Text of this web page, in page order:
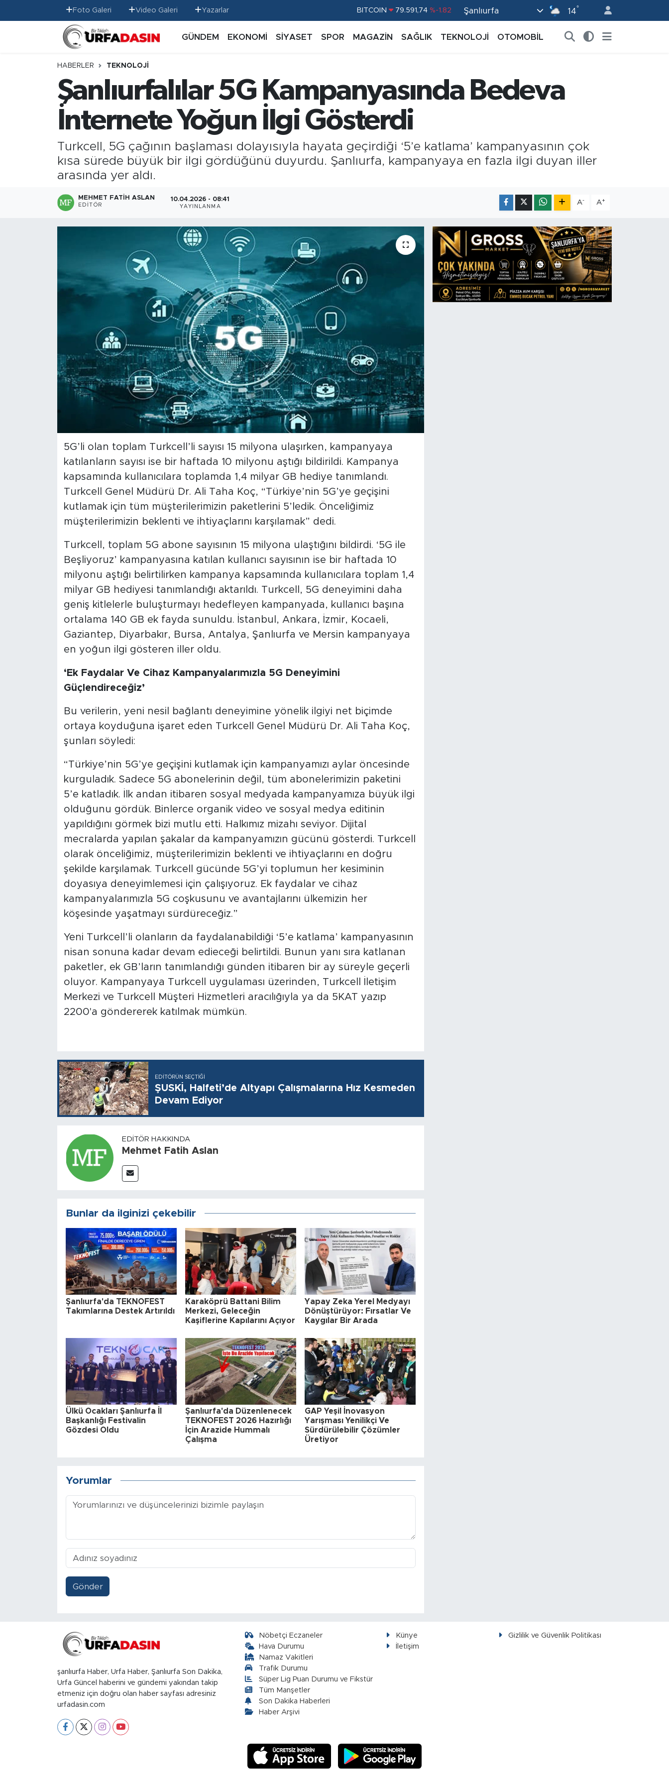
Foto Galeri Video Galeri Yazarlar
DOLAR 45,43620 %0.02
EURO 53,38690 %0.19
BİST100 14.598,00 %0
Şanlıurfa 14°
GÜNDEM EKONOMİ SİYASET SPOR MAGAZİN SAĞLIK TEKNOLOJİ OTOMOBİL
HABERLER TEKNOLOJİ
Şanlıurfalılar 5G Kampanyasında Bedeva
İnternete Yoğun İlgi Gösterdi
Turkcell, 5G çağının başlaması dolayısıyla hayata geçirdiği ‘5’e katlama’ kampanyasının çok
kısa sürede büyük bir ilgi gördüğünü duyurdu. Şanlıurfa, kampanyaya en fazla ilgi duyan iller
arasında yer aldı.
MEHMET FATIH ASLAN
EDITÖR
10.04.2026 - 08:41
YAYINLANMA
A- A+
5G’li olan toplam Turkcell’li sayısı 15 milyona ulaşırken, kampanyaya
katılanların sayısı ise bir haftada 10 milyonu aştığı bildirildi. Kampanya
kapsamında kullanıcılara toplamda 1,4 milyar GB hediye tanımlandı.
Turkcell Genel Müdürü Dr. Ali Taha Koç, “Türkiye’nin 5G’ye geçişini
kutlamak için tüm müşterilerimizin paketlerini 5’ledik. Önceliğimiz
müşterilerimizin beklenti ve ihtiyaçlarını karşılamak” dedi.
Turkcell, toplam 5G abone sayısının 15 milyona ulaştığını bildirdi. ‘5G ile
Beşliyoruz’ kampanyasına katılan kullanıcı sayısının ise bir haftada 10
milyonu aştığı belirtilirken kampanya kapsamında kullanıcılara toplam 1,4
milyar GB hediyesi tanımlandığı aktarıldı. Turkcell, 5G deneyimini daha
geniş kitlelerle buluşturmayı hedefleyen kampanyada, kullanıcı başına
ortalama 140 GB ek fayda sunuldu. İstanbul, Ankara, İzmir, Kocaeli,
Gaziantep, Diyarbakır, Bursa, Antalya, Şanlıurfa ve Mersin kampanyaya
en yoğun ilgi gösteren iller oldu.
‘Ek Faydalar Ve Cihaz Kampanyalarımızla 5G Deneyimini
Güçlendireceğiz’
Bu verilerin, yeni nesil bağlantı deneyimine yönelik ilgiyi net biçimde
ortaya koyduğuna işaret eden Turkcell Genel Müdürü Dr. Ali Taha Koç,
şunları söyledi:
“Türkiye’nin 5G’ye geçişini kutlamak için kampanyamızı aylar öncesinde
kurguladık. Sadece 5G abonelerinin değil, tüm abonelerimizin paketini
5’e katladık. İlk andan itibaren sosyal medyada kampanyamıza büyük ilgi
olduğunu gördük. Binlerce organik video ve sosyal medya editinin
yapıldığını görmek bizi mutlu etti. Halkımız mizahı seviyor. Dijital
mecralarda yapılan şakalar da kampanyamızın gücünü gösterdi. Turkcell
olarak önceliğimiz, müşterilerimizin beklenti ve ihtiyaçlarını en doğru
şekilde karşılamak. Turkcell gücünde 5G’yi toplumun her kesiminin
doyasıya deneyimlemesi için çalışıyoruz. Ek faydalar ve cihaz
kampanyalarımızla 5G coşkusunu ve avantajlarını ülkemizin her
köşesinde yaşatmayı sürdüreceğiz.”
Yeni Turkcell’li olanların da faydalanabildiği ‘5’e katlama’ kampanyasının
nisan sonuna kadar devam edieceği belirtildi. Bunun yanı sıra katlanan
paketler, ek GB’ların tanımlandığı günden itibaren bir ay süreyle geçerli
oluyor. Kampanyaya Turkcell uygulaması üzerinden, Turkcell İletişim
Merkezi ve Turkcell Müşteri Hizmetleri aracılığıyla ya da 5KAT yazıp
2200'a göndererek katılmak mümkün.
EDITÖRÜN SEÇTIĞI
ŞUSKİ, Halfeti’de Altyapı Çalışmalarına Hız Kesmeden
Devam Ediyor
EDITÖR HAKKINDA
Mehmet Fatih Aslan
Bunlar da ilginizi çekebilir
Şanlıurfa'da TEKNOFEST
Takımlarına Destek Artırıldı
Karaköprü Battani Bilim
Merkezi, Geleceğin
Kaşiflerine Kapılarını Açıyor
Yapay Zeka Yerel Medyayı
Dönüştürüyor: Fırsatlar Ve
Kaygılar Bir Arada
Ülkü Ocakları Şanlıurfa İl
Başkanlığı Festivalin
Gözdesi Oldu
Şanlıurfa'da Düzenlenecek
TEKNOFEST 2026 Hazırlığı
İçin Arazide Hummalı
Çalışma
GAP Yeşil İnovasyon
Yarışması Yenilikçi Ve
Sürdürülebilir Çözümler
Üretiyor
Yorumlar
Gönder
şanlıurfa Haber, Urfa Haber, Şanlıurfa Son Dakika,
Urfa Güncel haberini ve gündemi yakından takip
etmeniz için doğru olan haber sayfası adresiniz
urfadasin.com
Nöbetçi Eczaneler
Hava Durumu
Namaz Vakitleri
Trafik Durumu
Süper Lig Puan Durumu ve Fikstür
Tüm Manşetler
Son Dakika Haberleri
Haber Arşivi
Künye
Gizlilik ve Güvenlik Politikası
İletişim
GÜNDEM
EKONOMİ
SİYASET
SAĞLIK
Gizlilik ve Güvenlik Politikası
İletişim
Nöbetçi Eczaneler
Hava Durumu
Namaz Vakitleri
Trafik Durumu
Tüm Manşetler